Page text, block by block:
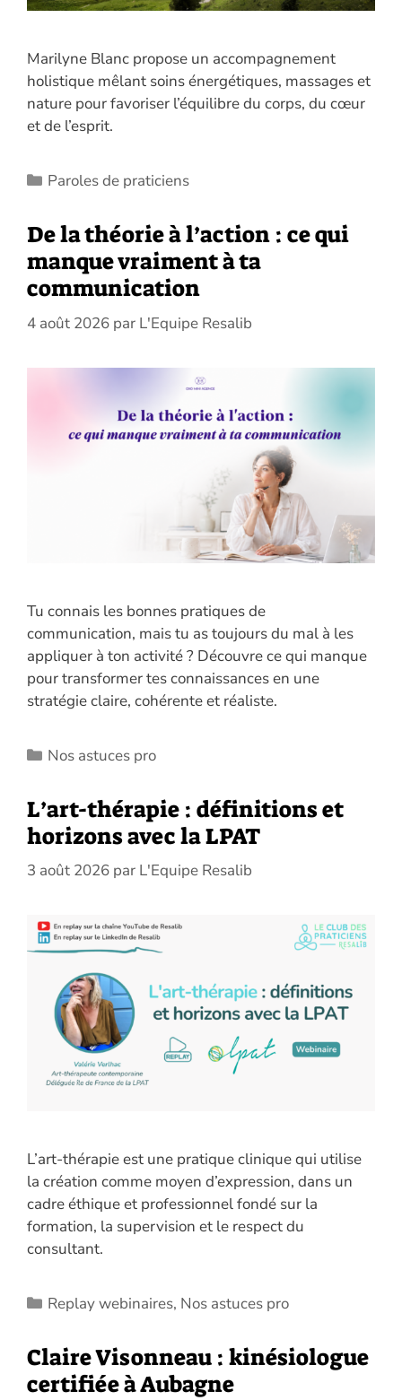
Marilyne Blanc propose un accompagnement
holistique mêlant soins énergétiques, massages et
nature pour favoriser l’équilibre du corps, du cœur
et de l’esprit.
Catégories
Paroles de praticiens
De la théorie à l’action : ce qui
manque vraiment à ta
communication
4 août 2026 par L'Equipe Resalib
Tu connais les bonnes pratiques de
communication, mais tu as toujours du mal à les
appliquer à ton activité ? Découvre ce qui manque
pour transformer tes connaissances en une
stratégie claire, cohérente et réaliste.
Catégories
Nos astuces pro
L’art-thérapie : définitions et
horizons avec la LPAT
3 août 2026 par L'Equipe Resalib
L’art-thérapie est une pratique clinique qui utilise
la création comme moyen d’expression, dans un
cadre éthique et professionnel fondé sur la
formation, la supervision et le respect du
consultant.
Catégories
Replay webinaires, Nos astuces pro
Claire Visonneau : kinésiologue
certifiée à Aubagne